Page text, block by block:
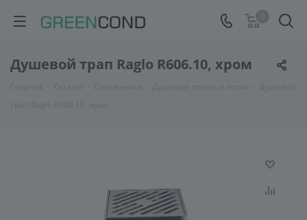
Душевой трап Raglo R606.10, хром